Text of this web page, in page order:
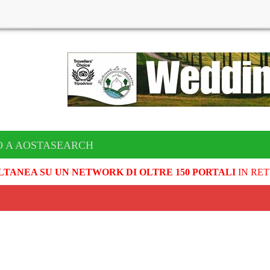
A AOSTASEARCH
SU UN NETWORK DI OLTRE 150 PORTALIIN